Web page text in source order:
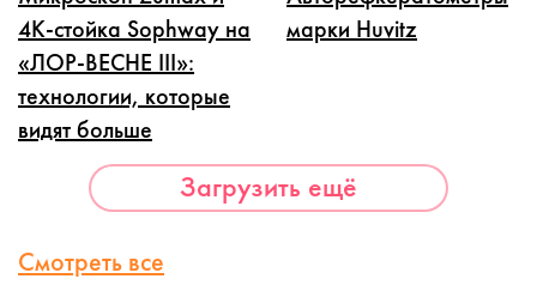
4K-стойка Sophway на
«ЛОР-ВЕСНЕ III»:
технологии, которые
видят больше
марки Huvitz
Загрузить ещё
Смотреть все